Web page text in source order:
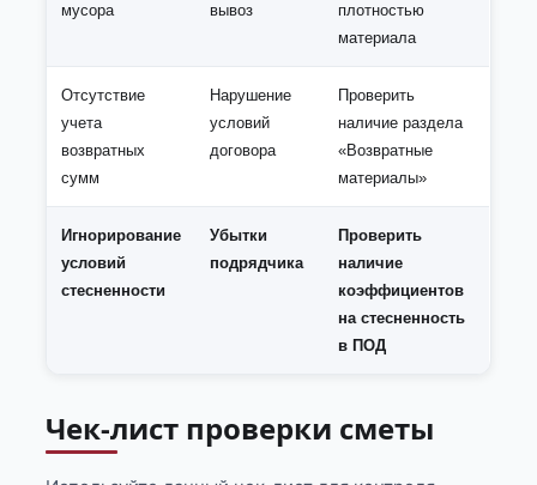
мусора
вывоз
плотностью
материала
Отсутствие
учета
возвратных
сумм
Нарушение
условий
договора
Проверить
наличие раздела
«Возвратные
материалы»
Игнорирование
условий
стесненности
Убытки
подрядчика
Проверить
наличие
коэффициентов
на стесненность
в ПОД
Чек-лист проверки сметы